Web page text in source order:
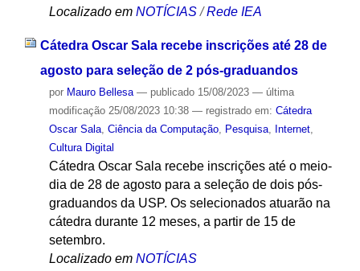
Localizado em NOTÍCIAS /Rede IEA
Cátedra Oscar Sala recebe inscrições até 28 de
agosto para seleção de 2 pós-graduandos
por Mauro Bellesa — publicado15/08/2023 — última
modificação25/08/2023 10:38 — registrado em: Cátedra
Oscar Sala, Ciência da Computação, Pesquisa, Internet,
Cultura Digital
Cátedra Oscar Sala recebe inscrições até o meio-
dia de 28 de agosto para a seleção de dois pós-
graduandos da USP. Os selecionados atuarão na
cátedra durante 12 meses, a partir de 15 de
setembro.
Localizado em NOTÍCIAS